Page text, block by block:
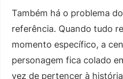
Também há o problema
referência. Quando tudo
momento específico, a
personagem fica colado
vez de pertencer à